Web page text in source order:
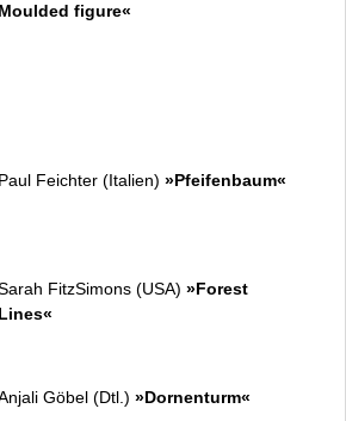
Moulded figure«
Paul Feichter (Italien) »Pfeifenbaum«
FitzSimons (USA) »Forest
Lines«
Göbel (Dtl.) »Dornenturm«